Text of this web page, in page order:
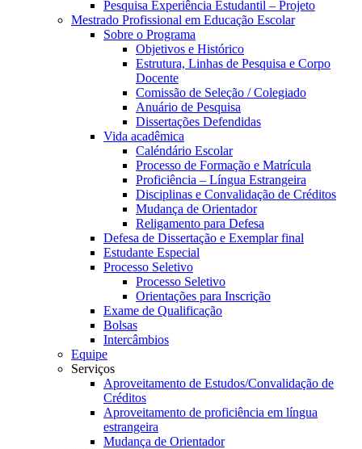
Pesquisa Experiência Estudantil – Projeto
Mestrado Profissional em Educação Escolar
Sobre o Programa
Objetivos e Histórico
Estrutura, Linhas de Pesquisa e Corpo
Docente
Comissão de Seleção / Colegiado
Anuário de Pesquisa
Dissertações Defendidas
Vida acadêmica
Caléndário Escolar
Processo de Formação e Matrícula
Proficiência – Língua Estrangeira
Disciplinas e Convalidação de Créditos
Mudança de Orientador
Religamento para Defesa
Defesa de Dissertação e Exemplar final
Estudante Especial
Processo Seletivo
Processo Seletivo
Orientações para Inscrição
Exame de Qualificação
Bolsas
Intercâmbios
Equipe
Serviços
Aproveitamento de Estudos/Convalidação de
Créditos
Aproveitamento de proficiência em língua
estrangeira
Mudança de Orientador